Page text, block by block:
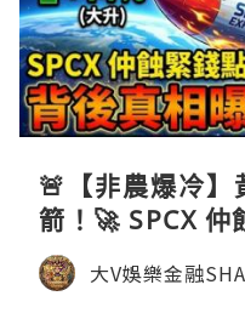
🚨【非農爆冷】
箭！🚀 SPCX 仲
真相曝光！💥黃
大V娛樂金融